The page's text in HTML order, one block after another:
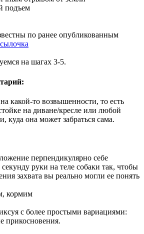
подъем
по ранее опубликованным
на шагах 3-5.
какой-то возвышенности, то есть
на диване/кресле или любой
куда она может забраться сама.
перпендикулярно себе
руки на теле собаки так, чтобы
захвата вы реально могли ее понять
кормим
с более простыми вариациями:
прикосновения.